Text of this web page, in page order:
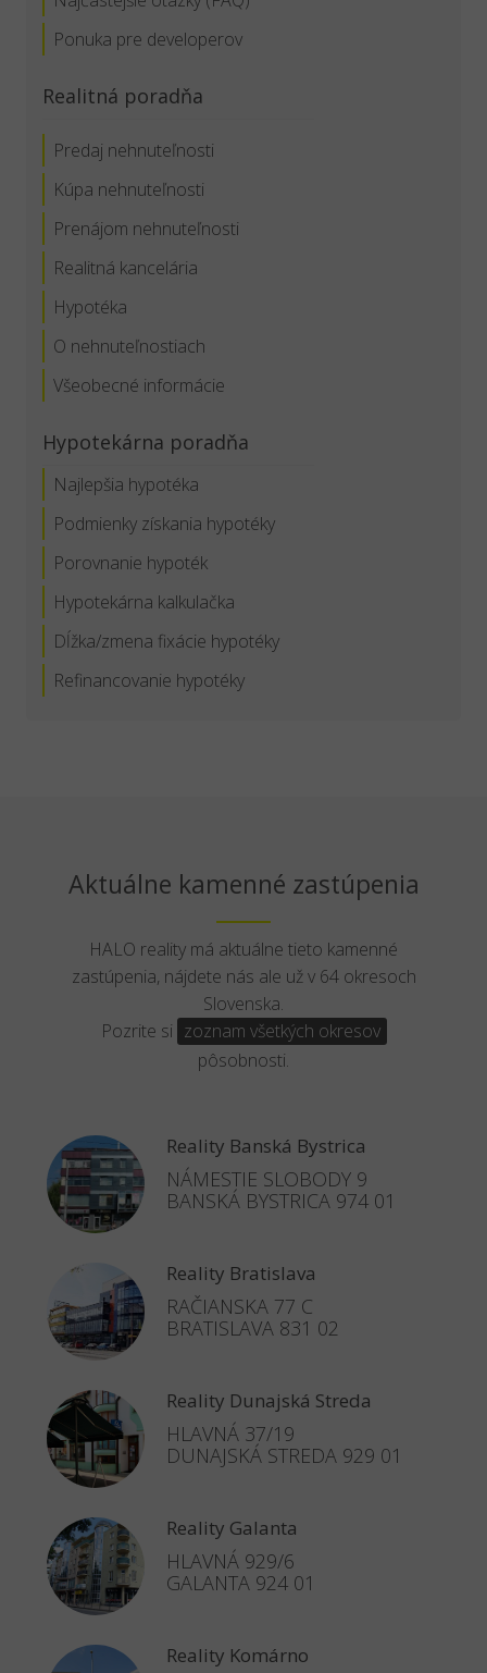
Ponuka pre developerov
Realitná poradňa
Predaj nehnuteľnosti
Kúpa nehnuteľnosti
Prenájom nehnuteľnosti
Realitná kancelária
Hypotéka
O nehnuteľnostiach
Všeobecné informácie
Hypotekárna poradňa
Najlepšia hypotéka
Podmienky získania hypotéky
Porovnanie hypoték
Hypotekárna kalkulačka
Dĺžka/zmena fixácie hypotéky
Refinancovanie hypotéky
Aktuálne kamenné zastúpenia
HALO reality má aktuálne tieto kamenné
zastúpenia, nájdete nás ale už v 64 okresoch
Slovenska.
Pozrite si zoznam všetkých okresov
pôsobnosti.
Reality Banská Bystrica
NÁMESTIE SLOBODY 9
BANSKÁ BYSTRICA 974 01
Reality Bratislava
RAČIANSKA 77 C
BRATISLAVA 831 02
Reality Dunajská Streda
HLAVNÁ 37/19
DUNAJSKÁ STREDA 929 01
Reality Galanta
HLAVNÁ 929/6
GALANTA 924 01
Reality Komárno